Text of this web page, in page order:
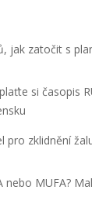
jak zatočit s
si časopis
pro zklidnění
nebo MUFA?